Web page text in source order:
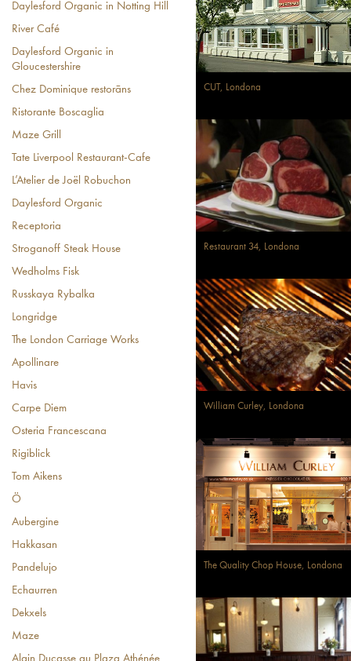
Daylesford Organic in Notting Hill
River Café
Daylesford Organic in
Gloucestershire
Chez Dominique restorāns
Ristorante Boscaglia
Maze Grill
Tate Liverpool Restaurant-Cafe
L’Atelier de Joël Robuchon
Daylesford Organic
Receptoria
Stroganoff Steak House
Wedholms Fisk
Russkaya Rybalka
Longridge
The London Carriage Works
Apollinare
Havis
Carpe Diem
Osteria Francescana
Rigiblick
Tom Aikens
Ö
Aubergine
Hakkasan
Pandelujo
Echaurren
Dekxels
Maze
CUT, Londona
Restaurant 34, Londona
William Curley, Londona
The Quality Chop House, Londona